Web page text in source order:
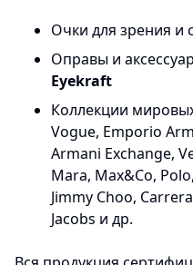
Очки для зрения и
Оправы и
Eyekraft
Коллекции
Vogue, Emporio
Armani Exchange,
Mara, Max&Co,
Jimmy Choo,
Jacobs и др.